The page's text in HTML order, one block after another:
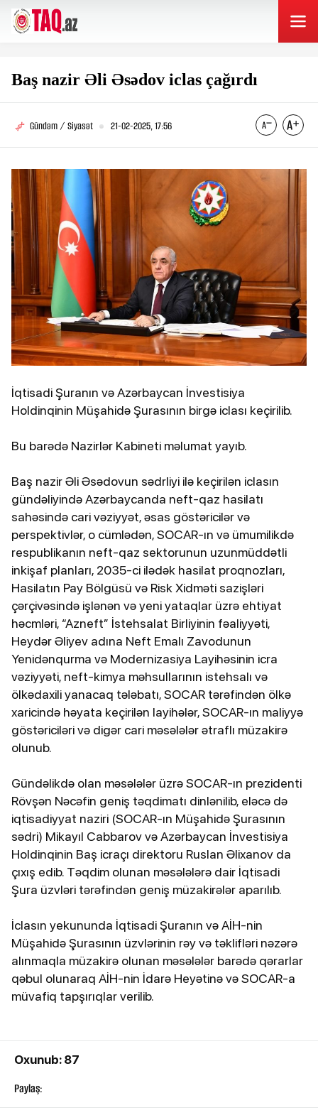
Baş nazir Əli Əsədov iclas çağırdı
Gündəm / Siyasət 21-02-2025, 17:56
İqtisadi Şuranın və Azərbaycan İnvestisiya
Holdinqinin Müşahidə Şurasının birgə iclası keçirilib.
Bu barədə Nazirlər Kabineti məlumat yayıb.
Baş nazir Əli Əsədovun sədrliyi ilə keçirilən iclasın
gündəliyində Azərbaycanda neft-qaz hasilatı
sahəsində cari vəziyyət, əsas göstəricilər və
perspektivlər, o cümlədən, SOCAR-ın və ümumilikdə
respublikanın neft-qaz sektorunun uzunmüddətli
inkişaf planları, 2035-ci ilədək hasilat proqnozları,
Hasilatın Pay Bölgüsü və Risk Xidməti sazişləri
çərçivəsində işlənən və yeni yataqlar üzrə ehtiyat
həcmləri, “Azneft” İstehsalat Birliyinin fəaliyyəti,
Heydər Əliyev adına Neft Emalı Zavodunun
Yenidənqurma və Modernizasiya Layihəsinin icra
vəziyyəti, neft-kimya məhsullarının istehsalı və
ölkədaxili yanacaq tələbatı, SOCAR tərəfindən ölkə
xaricində həyata keçirilən layihələr, SOCAR-ın maliyyə
göstəriciləri və digər cari məsələlər ətraflı müzakirə
olunub.
Gündəlikdə olan məsələlər üzrə SOCAR-ın prezidenti
Rövşən Nəcəfin geniş təqdimatı dinlənilib, eləcə də
iqtisadiyyat naziri (SOCAR-ın Müşahidə Şurasının
sədri) Mikayıl Cabbarov və Azərbaycan İnvestisiya
Holdinqinin Baş icraçı direktoru Ruslan Əlixanov da
çıxış edib. Təqdim olunan məsələlərə dair İqtisadi
Şura üzvləri tərəfindən geniş müzakirələr aparılıb.
İclasın yekununda İqtisadi Şuranın və AİH-nin
Müşahidə Şurasının üzvlərinin rəy və təklifləri nəzərə
alınmaqla müzakirə olunan məsələlər barədə qərarlar
qəbul olunaraq AİH-nin İdarə Heyətinə və SOCAR-a
müvafiq tapşırıqlar verilib.
Oxunub: 87
Paylaş: